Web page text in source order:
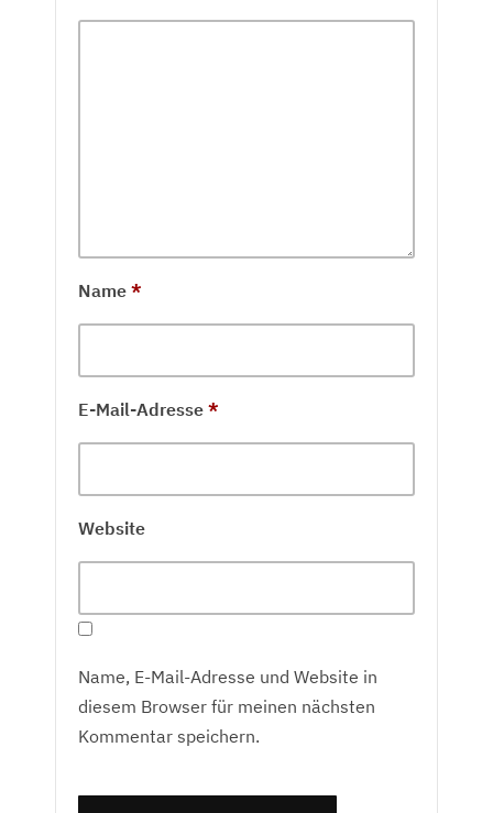
Name *
E-Mail-Adresse *
Website
Name, E-Mail-Adresse und Website in
diesem Browser für meinen nächsten
Kommentar speichern.